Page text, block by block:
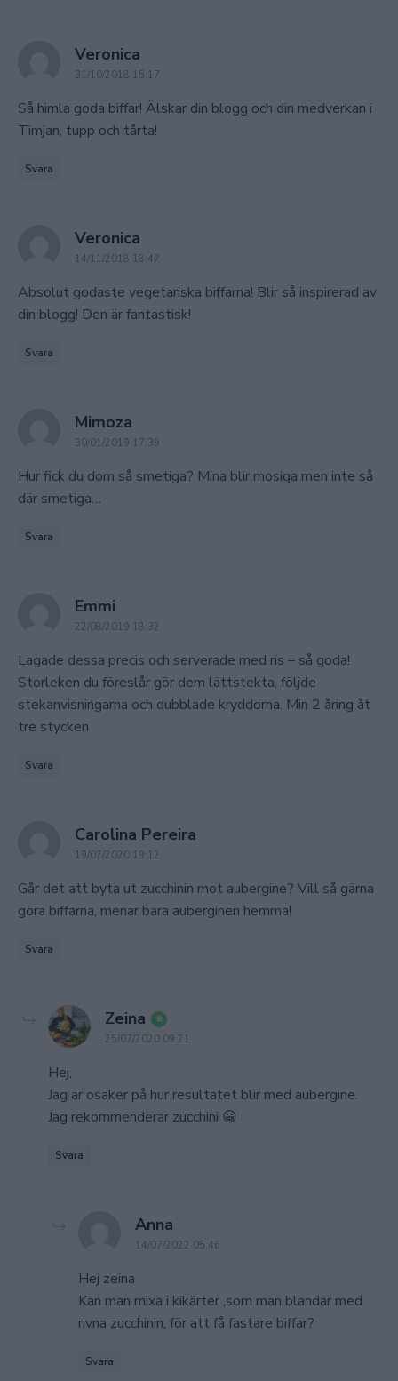
Veronica
31/10/2018 15:17
Så himla goda biffar! Älskar din blogg och din medverkan i
Timjan, tupp och tårta!
Svara
Veronica
14/11/2018 18:47
Absolut godaste vegetariska biffarna! Blir så inspirerad av
din blogg! Den är fantastisk!
Svara
Mimoza
30/01/2019 17:39
Hur fick du dom så smetiga? Mina blir mosiga men inte så
där smetiga…
Svara
Emmi
22/08/2019 18:32
Lagade dessa precis och serverade med ris – så goda!
Storleken du föreslår gör dem lättstekta, följde
stekanvisningarna och dubblade kryddorna. Min 2 åring åt
tre stycken
Svara
Carolina Pereira
19/07/2020 19:12
Går det att byta ut zucchinin mot aubergine? Vill så gärna
göra biffarna, menar bara auberginen hemma!
Svara
Zeina says:
25/07/2020 09:21
Hej,
Jag är osäker på hur resultatet blir med aubergine.
Jag rekommenderar zucchini 😀
Svara
Anna
14/07/2022 05:46
Hej zeina
Kan man mixa i kikärter ,som man blandar med
rivna zucchinin, för att få fastare biffar?
Svara